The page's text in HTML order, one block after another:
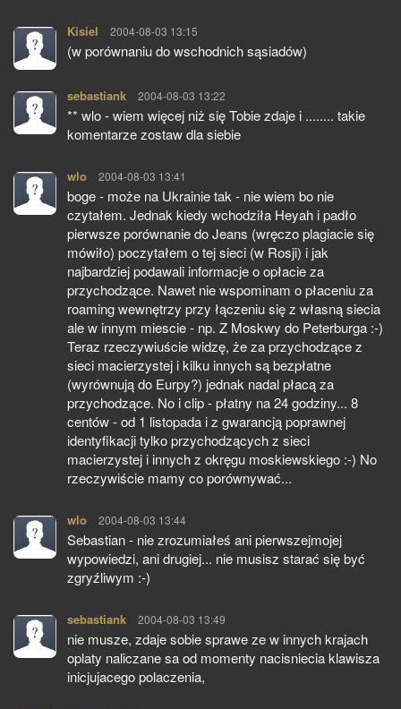
Kisiel pisze:
2004-08-03 13:15
(w porównaniu do wschodnich sąsiadów)
sebastiank pisze:
2004-08-03 13:22
** wlo - wiem więcej niż się Tobie zdaje i ........ takie
komentarze zostaw dla siebie
wlo pisze:
2004-08-03 13:41
boge - może na Ukrainie tak - nie wiem bo nie
czytałem. Jednak kiedy wchodziła Heyah i padło
pierwsze porównanie do Jeans (wręczo plagiacie się
mówiło) poczytałem o tej sieci (w Rosji) i jak
najbardziej podawali informacje o opłacie za
przychodzące. Nawet nie wspominam o płaceniu za
roaming wewnętrzy przy łączeniu się z własną siecia
ale w innym miescie - np. Z Moskwy do Peterburga :-)
Teraz rzeczywiuście widzę, że za przychodzące z
sieci macierzystej i kilku innych są bezpłatne
(wyrównują do Eurpy?) jednak nadal płacą za
przychodzące. No i clip - płatny na 24 godziny... 8
centów - od 1 listopada i z gwarancją poprawnej
identyfikacji tylko przychodzących z sieci
macierzystej i innych z okręgu moskiewskiego :-) No
rzeczywiście mamy co porównywać...
wlo pisze:
2004-08-03 13:44
Sebastian - nie zrozumiałeś ani pierwszejmojej
wypowiedzi, ani drugiej... nie musisz starać się być
zgryźliwym :-)
sebastiank pisze:
2004-08-03 13:49
nie musze, zdaje sobie sprawe ze w innych krajach
oplaty naliczane sa od momenty nacisniecia klawisza
inicjujacego polaczenia,